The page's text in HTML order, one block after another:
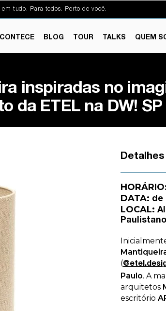
em tudo. Para todos. Perto de você.
BLOG TOUR TALKS QUEM
inspiradas no
da ETEL na DW! SP
DATA: de
LOCAL:
(
Paulo. A
arquitetos
escritório